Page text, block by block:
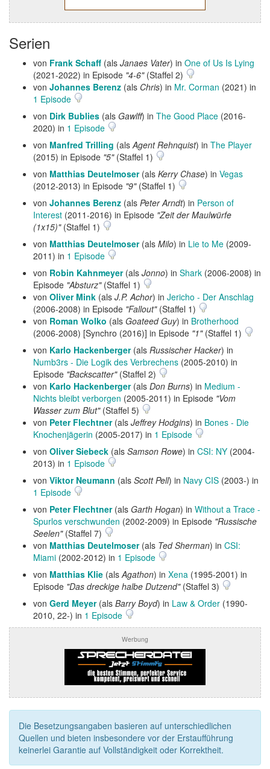
Serien
von Frank Schaff (als Janaes Vater) in One of Us Is Lying
(2021-2022) in Episode "4-6"(Staffel 2)
von Johannes Berenz (als Chris) in Mr. Corman (2021) in
1 Episode
von Dirk Bublies (als Gawlff) in The Good Place (2016-
2020) in 1 Episode
von Manfred Trilling (alsAgent Rehnquist) in The Player
(2015) in Episode "5"(Staffel 1)
von Matthias Deutelmoser(als Kerry Chase) in Vegas
(2012-2013) in Episode "9"(Staffel 1)
von Johannes Berenz (als Peter Arndt) in Person of
Interest (2011-2016) in Episode "Zeit der Maulwürfe
(1x15)"(Staffel 1)
von Matthias Deutelmoser(als Milo) in Lie to Me (2009-
2011) in 1 Episode
von Robin Kahnmeyer(als Jonno) in Shark (2006-2008) in
Episode "Absturz"(Staffel 1)
von Oliver Mink (als J.P. Achor) in Jericho - Der Anschlag
(2006-2008) in Episode "Fallout"(Staffel 1)
von Roman Wolko (als Goateed Guy) in Brotherhood
(2006-2008) [Synchro (2016)] in Episode "1"(Staffel 1)
von Karlo Hackenberger(als Russischer Hacker) in
Numb3rs - Die Logik des Verbrechens (2005-2010) in
Episode "Backscatter"(Staffel 2)
von Karlo Hackenberger(als Don Burns) in Medium -
Nichts bleibt verborgen (2005-2011) in Episode "Vom
Wasser zum Blut"(Staffel 5)
von Peter Flechtner(als Jeffrey Hodgins) in Bones - Die
Knochenjägerin (2005-2017) in 1 Episode
von Oliver Siebeck (als Samson Rowe) in CSI: NY (2004-
2013) in 1 Episode
von Viktor Neumann (als Scott Pell) in Navy CIS (2003-) in
1 Episode
von Peter Flechtner(als Garth Hogan) in Without a Trace -
Spurlos verschwunden (2002-2009) in Episode "Russische
Seelen"(Staffel 7)
von Matthias Deutelmoser(als Ted Sherman) in CSI:
Miami (2002-2012) in 1 Episode
von Matthias Klie (alsAgathon) in Xena (1995-2001) in
Episode "Das dreckige halbe Dutzend"(Staffel 3)
von Gerd Meyer(als Barry Boyd) in Law & Order (1990-
2010, 22-) in 1 Episode
Werbung
Die Besetzungsangaben basieren auf unterschiedlichen
Quellen und bieten insbesondere vor der Erstaufführung
keinerlei Garantie auf Vollständigkeit oder Korrektheit.